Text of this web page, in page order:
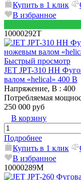
Купить в 1 клик
В избранное
10000292T
Быстрый просмотр
JET JPT-310 HH
валом «helical» 400 В
Напряжение, В : 400
Потребляемая
250 000 руб
В корзину
Подробнее
Купить в 1 клик
В избранное
10000289M